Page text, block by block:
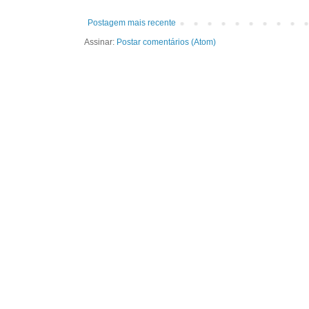
Postagem mais recente
Assinar: Postar comentários (Atom)